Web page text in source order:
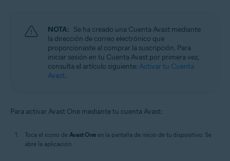
NOTA: Se ha creado una Cuenta Avast mediante
la dirección de correo electrónico que
proporcionaste al comprar la suscripción. Para
iniciar sesión en tu Cuenta Avast por primera vez,
consulta el artículo siguiente: Activar tu Cuenta
Avast.
Para activar Avast One mediante tu cuenta Avast:
Toca el icono de Avast One en la pantalla de inicio de tu dispositivo. Se
abre la aplicación.